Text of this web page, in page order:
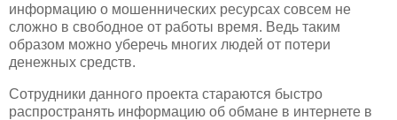
информацию о мошеннических ресурсах совсем не
сложно в свободное от работы время. Ведь таким
образом можно уберечь многих людей от потери
денежных средств.
Сотрудники данного проекта стараются быстро
распространять информацию об обмане в интернете в